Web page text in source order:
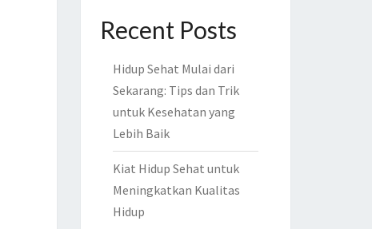
Recent Posts
Hidup Sehat Mulai dari
Sekarang: Tips dan Trik
untuk Kesehatan yang
Lebih Baik
Kiat Hidup Sehat untuk
Meningkatkan Kualitas
Hidup